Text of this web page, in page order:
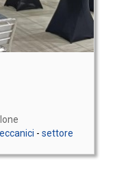
- settore